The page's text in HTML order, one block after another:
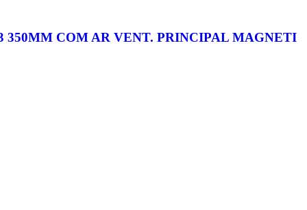
350MM COM AR VENT. PRINCIPAL MAGNETI